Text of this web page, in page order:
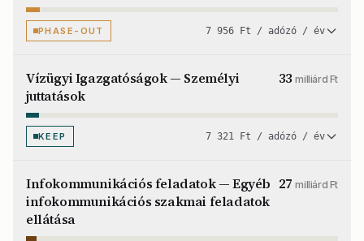
PHASE-OUT 7 956 Ft / adózó / év
Vízügyi Igazgatóságok — Személyi
juttatások
33milliárd Ft
KEEP 7 321 Ft / adózó / év
Infokommunikációs feladatok — Egyéb
infokommunikációs szakmai feladatok
ellátása
27milliárd Ft